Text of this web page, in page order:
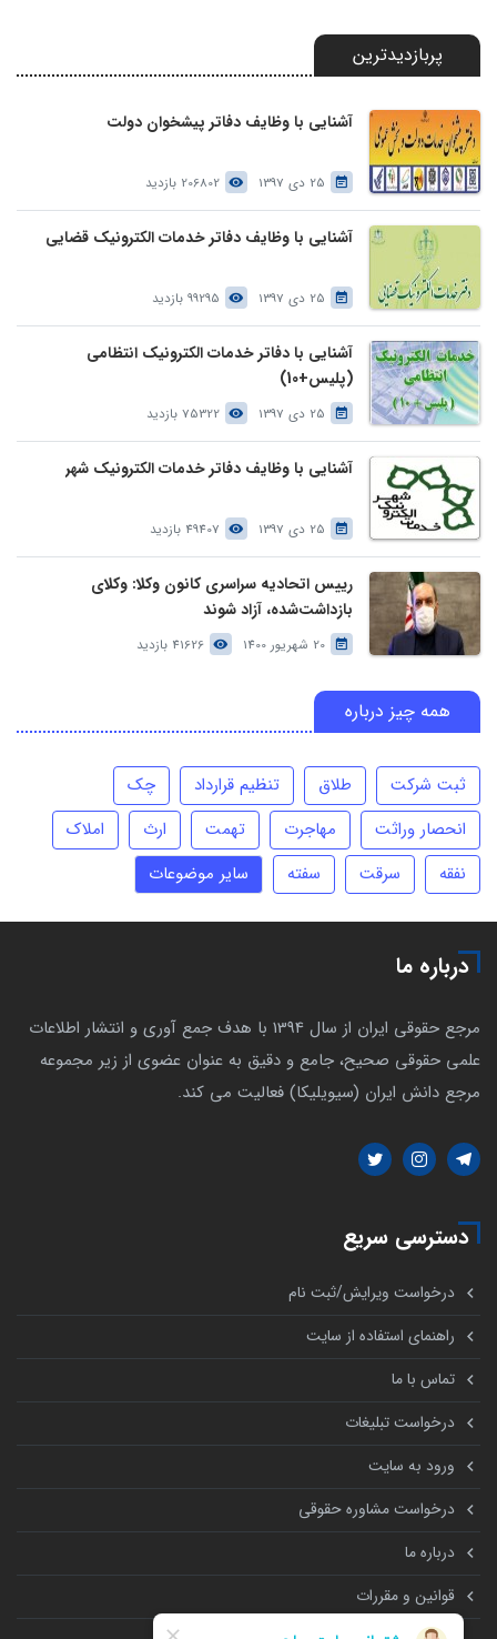
پربازدیدترین
آشنایی با وظایف دفاتر پیشخوان دولت
25 دی 1397 206802 بازدید
آشنایی با وظایف دفاتر خدمات الکترونیک قضایی
25 دی 1397 99295 بازدید
آشنایی با دفاتر خدمات الکترونیک انتظامی
(پلیس+10)
25 دی 1397 75322 بازدید
آشنایی با وظایف دفاتر خدمات الکترونیک شهر
25 دی 1397 49407 بازدید
رییس اتحادیه سراسری کانون وکلا: وکلای
بازداشت‌شده، آزاد شوند
20 شهریور 1400 41626 بازدید
همه چیز درباره
ثبت شرکت طلاق تنظیم قرارداد
چک
انحصار وراثت
مهاجرت تهمت ارث
املاک
نفقه
سرقت سفته سایر موضوعات
درباره ما
مرجع حقوقی ایران از سال 1394 با هدف جمع آوری و انتشار اطلاعات
علمی حقوقی صحیح، جامع و دقیق به عنوان عضوی از زیر مجموعه
مرجع دانش ایران (سیویلیکا) فعالیت می کند.
دسترسی سریع
درخواست ویرایش/ثبت نام
راهنمای استفاده از سایت
تماس با ما
درخواست تبلیغات
ورود به سایت
درخواست مشاوره حقوقی
درباره ما
قوانین و مقررات